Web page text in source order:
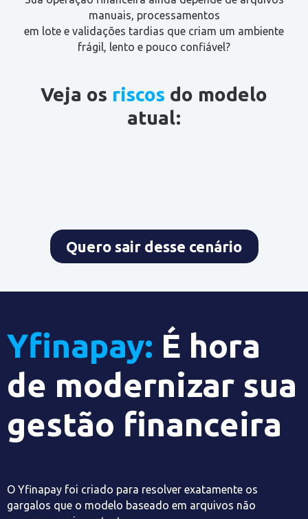
manuais, processamentos
em lote e validações tardias que criam um ambiente
frágil, lento e pouco confiável?
Veja os riscos do modelo
atual:
Quero sair desse cenário
Yfinapay: É hora
de modernizar sua
gestão financeira
O Yfinapay foi criado para resolver exatamente os
gargalos que o modelo baseado em arquivos não